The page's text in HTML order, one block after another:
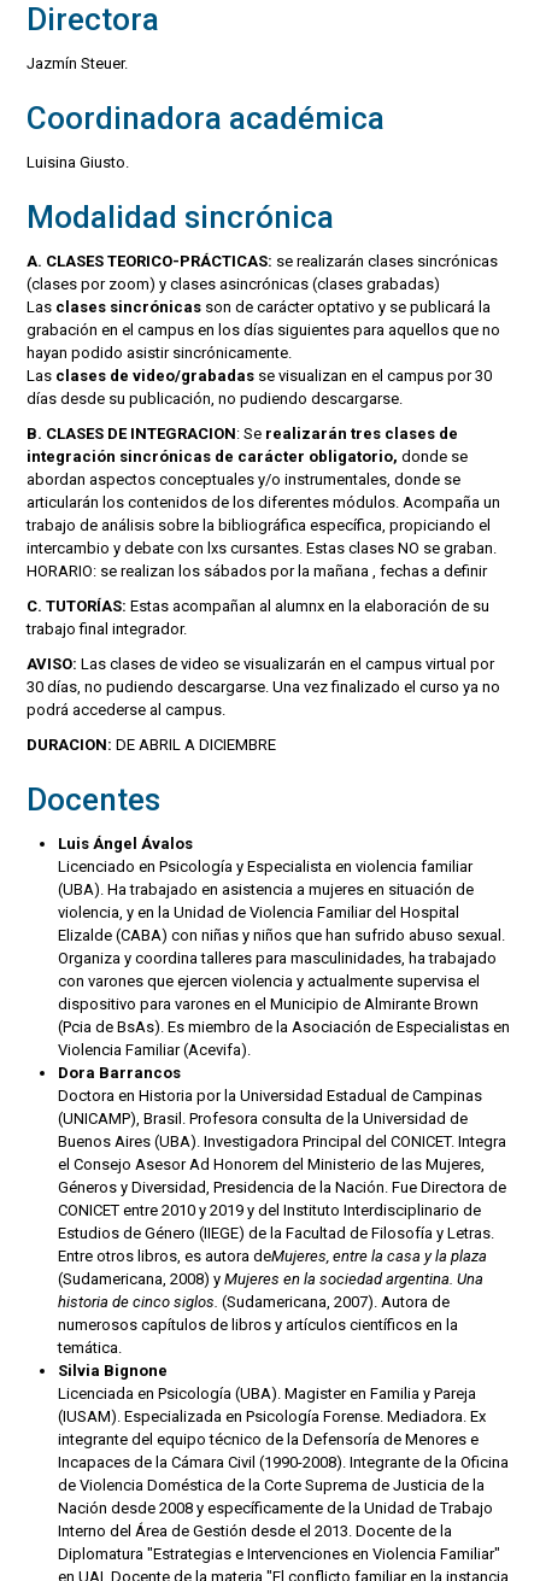
Directora
Jazmín Steuer.
Coordinadora académica
Luisina Giusto.
Modalidad sincrónica
A. CLASES TEORICO-PRÁCTICAS: se realizarán clases sincrónicas
(clases por zoom) y clases asincrónicas (clases grabadas)
Las clases sincrónicas son de carácter optativo y se publicará la
grabación en el campus en los días siguientes para aquellos que no
hayan podido asistir sincrónicamente.
Las clases de video/grabadas se visualizan en el campus por 30
días desde su publicación, no pudiendo descargarse.
B. CLASES DE INTEGRACION: Se realizarán tres clases de
integración sincrónicas de carácter obligatorio, donde se
abordan aspectos conceptuales y/o instrumentales, donde se
articularán los contenidos de los diferentes módulos. Acompaña un
trabajo de análisis sobre la bibliográfica específica, propiciando el
intercambio y debate con lxs cursantes. Estas clases NO se graban.
HORARIO: se realizan los sábados por la mañana , fechas a definir
C. TUTORÍAS: Estas acompañan al alumnx en la elaboración de su
trabajo final integrador.
AVISO: Las clases de video se visualizarán en el campus virtual por
30 días, no pudiendo descargarse. Una vez finalizado el curso ya no
podrá accederse al campus.
DURACION: DE ABRIL A DICIEMBRE
Docentes
Luis Ángel Ávalos
Licenciado en Psicología y Especialista en violencia familiar
(UBA). Ha trabajado en asistencia a mujeres en situación de
violencia, y en la Unidad de Violencia Familiar del Hospital
Elizalde (CABA) con niñas y niños que han sufrido abuso sexual.
Organiza y coordina talleres para masculinidades, ha trabajado
con varones que ejercen violencia y actualmente supervisa el
dispositivo para varones en el Municipio de Almirante Brown
(Pcia de BsAs). Es miembro de la Asociación de Especialistas en
Violencia Familiar (Acevifa).
Dora Barrancos
Doctora en Historia por la Universidad Estadual de Campinas
(UNICAMP), Brasil. Profesora consulta de la Universidad de
Buenos Aires (UBA). Investigadora Principal del CONICET. Integra
el Consejo Asesor Ad Honorem del Ministerio de las Mujeres,
Géneros y Diversidad, Presidencia de la Nación. Fue Directora de
CONICET entre 2010 y 2019 y del Instituto Interdisciplinario de
Estudios de Género (IIEGE) de la Facultad de Filosofía y Letras.
Entre otros libros, es autora deMujeres, entre la casa y la plaza
(Sudamericana, 2008) yMujeres en la sociedad argentina. Una
historia de cinco siglos.(Sudamericana, 2007). Autora de
numerosos capítulos de libros y artículos científicos en la
temática.
Silvia Bignone
Licenciada en Psicología (UBA). Magister en Familia y Pareja
(IUSAM). Especializada en Psicología Forense. Mediadora. Ex
integrante del equipo técnico de la Defensoría de Menores e
Incapaces de la Cámara Civil (1990-2008). Integrante de la Oficina
de Violencia Doméstica de la Corte Suprema de Justicia de la
Nación desde 2008 y específicamente de la Unidad de Trabajo
Interno del Área de Gestión desde el 2013. Docente de la
Diplomatura "Estrategias e Intervenciones en Violencia Familiar"
en UAI. Docente de la materia "El conflicto familiar en la instancia